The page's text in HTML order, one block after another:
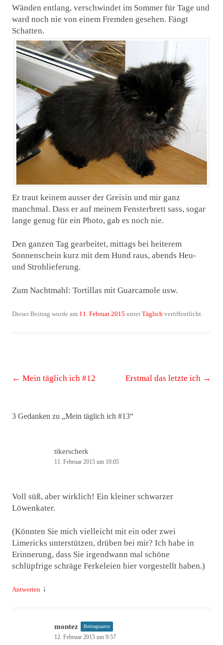
Wänden entlang, verschwindet im Sommer für Tage und
ward noch nie von einem Fremden gesehen. Fängt
Schatten.
Er traut keinem ausser der Greisin und mir ganz
manchmal. Dass er auf meinem Fensterbrett sass, sogar
lange genug für ein Photo, gab es noch nie.
Den ganzen Tag gearbeitet, mittags bei heiterem
Sonnenschein kurz mit dem Hund raus, abends Heu-
und Strohlieferung.
Zum Nachtmahl: Tortillas mit Guarcamole usw.
Dieser Beitrag wurde am 11. Februar 2015 unterTäglich veröffentlicht.
Beitrags-
← Mein täglich ich #12 Erstmal das letzte ich →
3 Gedanken zu „Mein täglich ich #13“
tikerscherk
11. Februar 2015 um 10:05
Voll süß, aber wirklich! Ein kleiner schwarzer
Löwenkater.
(Könnten Sie mich vielleicht mit ein oder zwei
Limericks unterstützen, drüben bei mir? Ich habe in
Erinnerung, dass Sie irgendwann mal schöne
schlüpfrige schräge Ferkeleien hier vorgestellt haben.)
Antworten ↓
montez Beitragsautor
12. Februar 2015 um 9:57